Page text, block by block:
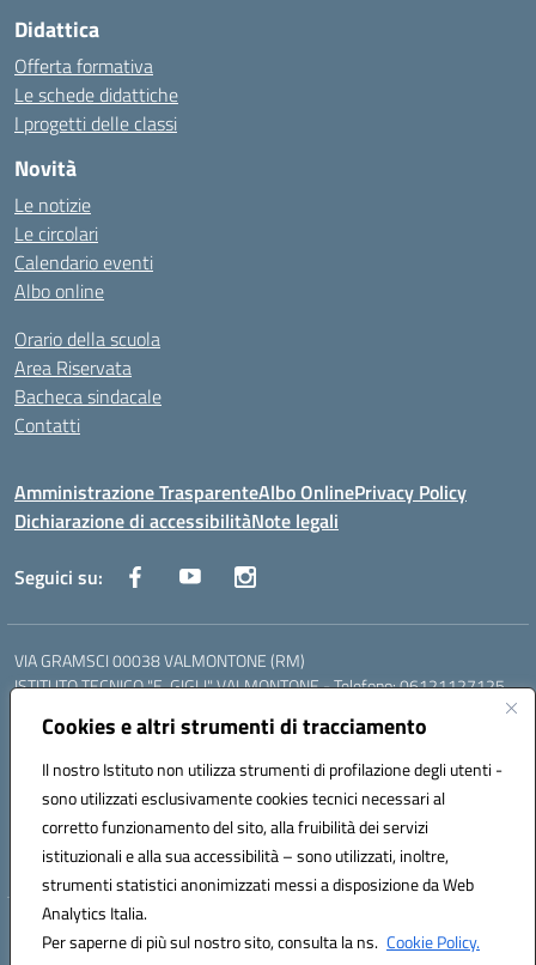
Cookies e altri strumenti di tracciamento
Il nostro Istituto non utilizza strumenti di profilazione degli utenti -
sono utilizzati esclusivamente cookies tecnici necessari al
corretto funzionamento del sito, alla fruibilità dei servizi
istituzionali e alla sua accessibilità – sono utilizzati, inoltre,
strumenti statistici anonimizzati messi a disposizione da Web
Analytics Italia.
Per saperne di più sul nostro sito, consulta la ns. Cookie Policy.
Didattica
Offerta formativa
Le schede didattiche
I progetti delle classi
Novità
Le notizie
Le circolari
Calendario eventi
Albo online
Orario della scuola
Area Riservata
Bacheca sindacale
Contatti
Amministrazione TrasparenteAlbo OnlinePrivacy Policy
Dichiarazione di accessibilitàNote legali
Seguici su:
VIA GRAMSCI 00038 VALMONTONE (RM)
ISTITUTO TECNICO "E. GIGLI" VALMONTONE - Telefono: 06121127125
06121126825
LICEO DELLE SCIENZE UMANE "P.L. NERVI" SEGNI - Telefono:
Mail: RMIS099002@istruzione.it - PEC: RMIS099002@pec.istruzione.it
Codice meccanografico: RMIS099002
Codice fiscale: 95036960581
Hosting & Powered by 3D Solution S.r.l.